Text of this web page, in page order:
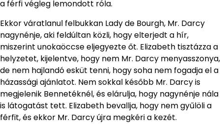
a férfi végleg lemondott róla.
Ekkor váratlanul felbukkan Lady de Bourgh, Mr. Darcy
nagynénje, aki feldúltan közli, hogy elterjedt a hír,
miszerint unokaöccse eljegyezte őt. Elizabeth tisztázza a
helyzetet, kijelentve, hogy nem Mr. Darcy menyasszonya,
de nem hajlandó esküt tenni, hogy soha nem fogadja el a
házassági ajánlatot. Nem sokkal később Mr. Darcy is
megjelenik Bennetéknél, és elárulja, hogy nagynénje nála
is látogatást tett. Elizabeth bevallja, hogy nem gyűlöli a
férfit, és ekkor Mr. Darcy újra megkéri a kezét.